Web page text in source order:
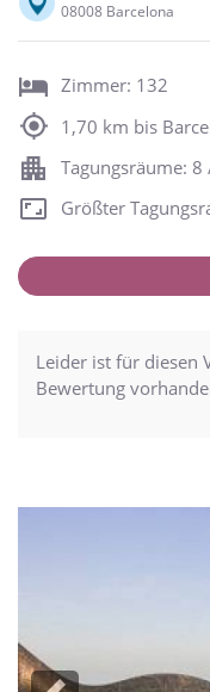
08008 Barcelona
Zimmer: 132
1,70 km bis
Tagungsräume: 8
Größter
Leider ist für diesen
Bewertung